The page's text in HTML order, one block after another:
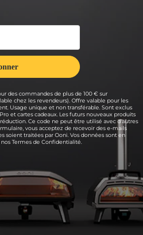
des commandes de plus de 100 € sur
chez les revendeurs). Offre valable pour les
Usage unique et non transférable. Sont exclus
et cartes cadeaux. Les futurs nouveaux produits
Ce code ne peut être utilisé avec d'autres
vous acceptez de recevoir des e-mails
soient traitées par Ooni. Vos données sont en
Termes de Confidentialité.